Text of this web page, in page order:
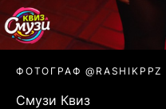
ФОТОГРАФ @RASHIKPPZ
Смузи Квиз